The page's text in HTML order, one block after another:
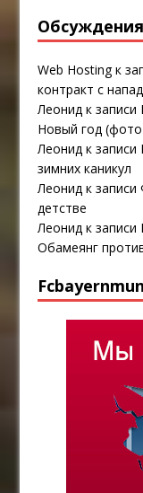
Обсуждения
Web Hostingк
контракт с
Леонид к записи
Новый год
Леонид к записи
зимних каникул
Леонид к записи
детстве
Леонид к записи
Обамеянг